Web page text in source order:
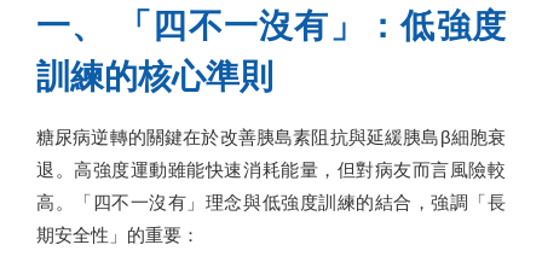
一、 「四不一沒有」：低強度
訓練的核心準則
糖尿病逆轉的關鍵在於改善胰島素阻抗與延緩胰島β細胞衰
退。高強度運動雖能快速消耗能量，但對病友而言風險較
高。「四不一沒有」理念與低強度訓練的結合，強調「長
期安全性」的重要：